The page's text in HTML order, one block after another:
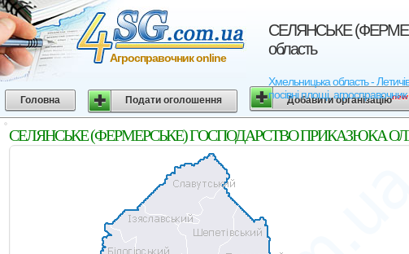
СЕЛЯНСЬКЕ
область
Хмельницька область -
посівні площі,
Агросправочник online
Головна Подати оголошення Добавити організаціюnew
СЕЛЯНСЬКЕ (ФЕРМЕРСЬКЕ) ГОСПОДАРСТВО ПРИКАЗЮКА